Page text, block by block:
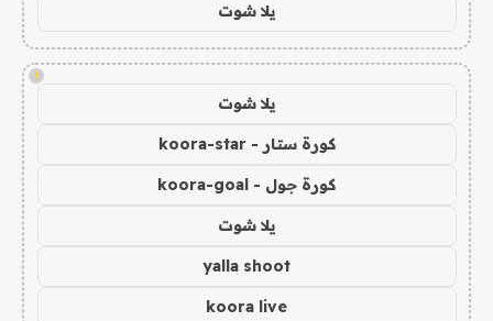
يلا شوت
!
يلا شوت
كورة ستار - koora-star
كورة جول - koora-goal
يلا شوت
yalla shoot
koora live